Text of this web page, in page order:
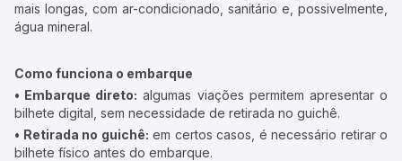
mais longas, com ar-condicionado, sanitário e, possivelmente,
água mineral.
Como funciona o embarque
• Embarque direto: algumas viações permitem apresentar o
bilhete digital, sem necessidade de retirada no guichê.
• Retirada no guichê: em certos casos, é necessário retirar o
bilhete físico antes do embarque.